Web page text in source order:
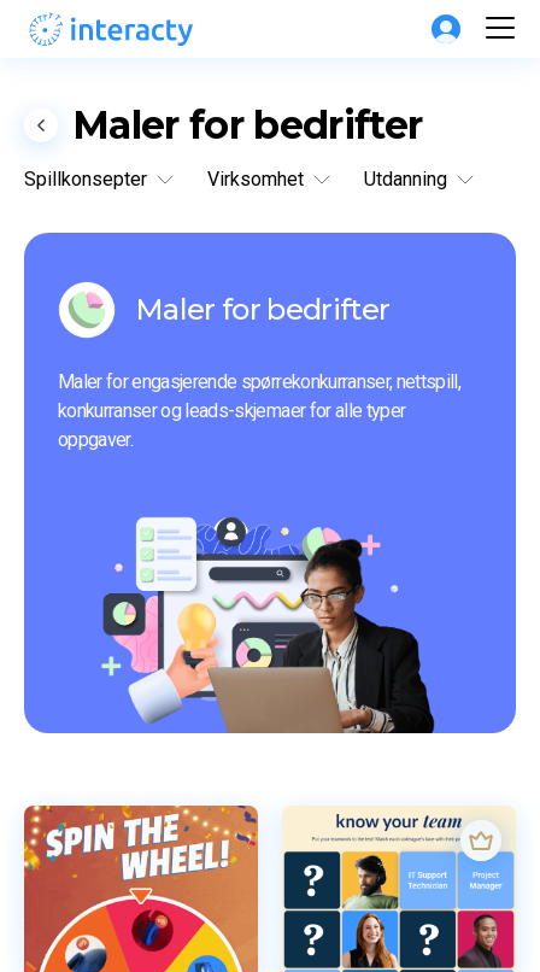
Maler for bedrifter
Spillkonsepter Virksomhet Utdanning
Maler for bedrifter
Maler for engasjerende spørrekonkurranser, nettspill,
konkurranser og leads-skjemaer for alle typer
oppgaver.